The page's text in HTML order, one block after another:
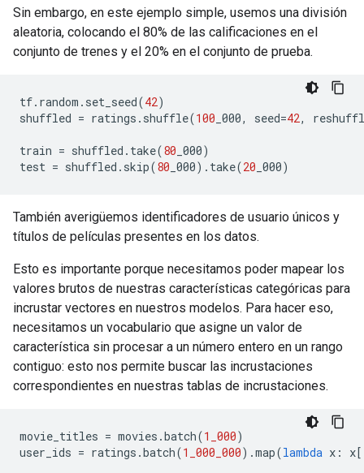
Sin embargo, en este ejemplo simple, usemos una división
aleatoria, colocando el 80% de las calificaciones en el
conjunto de trenes y el 20% en el conjunto de prueba.
tf. random . set_seed(42)
shuffled = ratings . shuffle(100 _000, seed=42,
train = shuffled . take(80 _000)
test = shuffled . skip(80 _000). take(20 _000)
También averigüemos identificadores de usuario únicos y
títulos de películas presentes en los datos.
Esto es importante porque necesitamos poder mapear los
valores brutos de nuestras características categóricas para
incrustar vectores en nuestros modelos. Para hacer eso,
necesitamos un vocabulario que asigne un valor de
característica sin procesar a un número entero en un rango
contiguo: esto nos permite buscar las incrustaciones
correspondientes en nuestras tablas de incrustaciones.
movie_titles = movies .batch(1_000)
user_ids = ratings .batch(1_000_000).map(lambda x : x[